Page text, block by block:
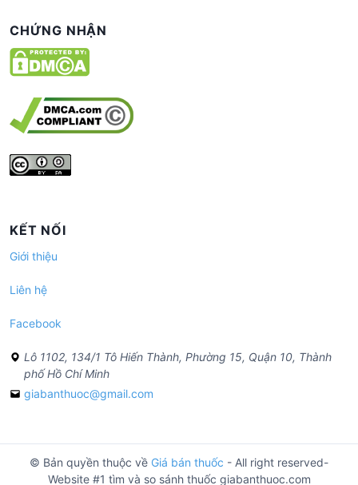
CHỨNG NHẬN
KẾT NỐI
Giới thiệu
Liên hệ
Facebook
Lô 1102, 134/1 Tô Hiến Thành, Phường 15, Quận 10, Thành
phố Hồ Chí Minh
giabanthuoc@gmail.com
© Bản quyền thuộc về Giá bán thuốc - All right reserved-
Website #1 tìm và so sánh thuốc giabanthuoc.com